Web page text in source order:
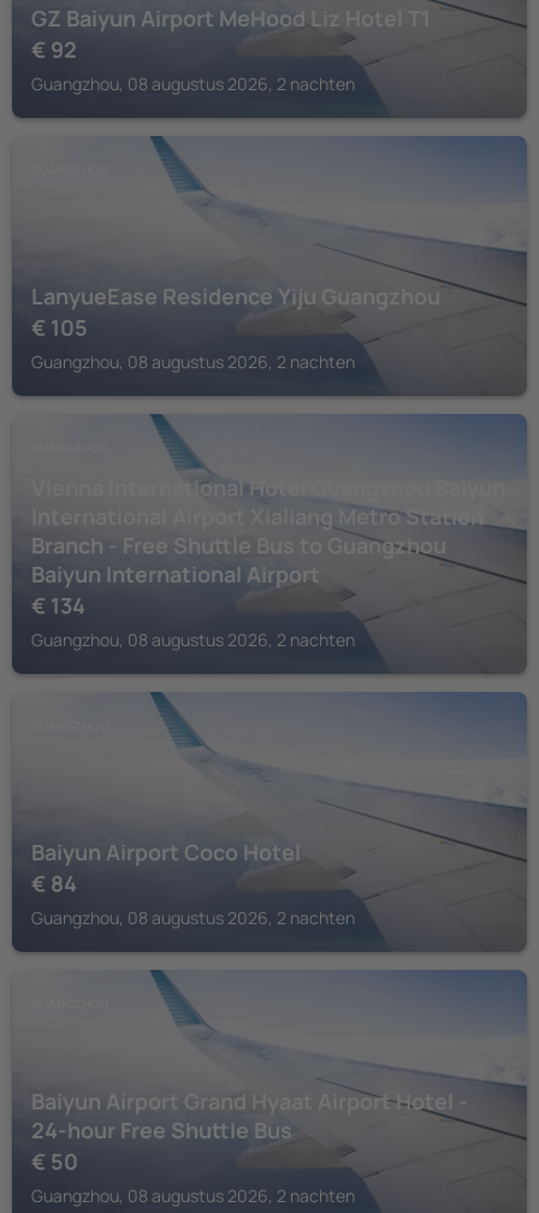
GZ Baiyun Airport MeHood Liz Hotel T1
€ 92
Guangzhou, 08 augustus 2026, 2 nachten
LanyueEase Residence Yiju Guangzhou
€ 105
Guangzhou, 08 augustus 2026, 2 nachten
Vienna International Hotel Guangzhou Baiyun
International Airport Xialiang Metro Station
Branch - Free Shuttle Bus to Guangzhou
Baiyun International Airport
€ 134
Guangzhou, 08 augustus 2026, 2 nachten
Baiyun Airport Coco Hotel
€ 84
Guangzhou, 08 augustus 2026, 2 nachten
Baiyun Airport Grand Hyaat Airport Hotel -
24-hour Free Shuttle Bus
€ 50
Guangzhou, 08 augustus 2026, 2 nachten